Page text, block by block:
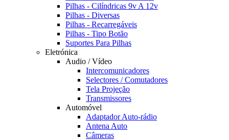
Pilhas - Cilíndricas 9v A 12v
Pilhas - Diversas
Pilhas - Recarregáveis
Pilhas - Tipo Botão
Suportes Para Pilhas
Eletrónica
Audio / Vídeo
Intercomunicadores
Selectores / Comutadores
Tela Projeção
Transmissores
Automóvel
Adaptador Auto-rádio
Antena Auto
Câmeras